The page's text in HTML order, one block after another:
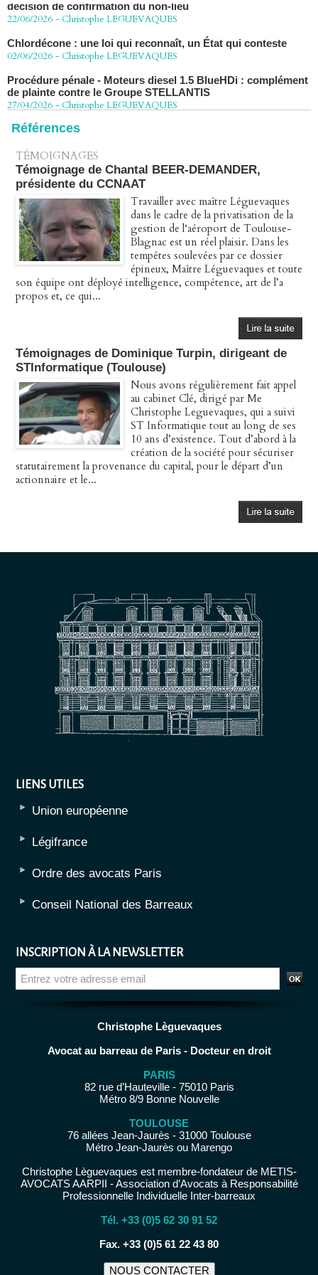
22/06/2026 -Christophe LEGUEVAQUES
Chlordécone : une loi qui reconnaît, un État qui conteste
02/06/2026 -Christophe LEGUEVAQUES
Procédure pénale - Moteurs diesel 1.5 BlueHDi : complément
de plainte contre le Groupe STELLANTIS
27/04/2026 -Christophe LEGUEVAQUES
Péage autoroute : tout savoir (ou presque) sur l'action
collective ouverte le 2 avril
07/04/2026
Références
TÉMOIGNAGES
Témoignage de Chantal BEER-DEMANDER,
présidente du CCNAAT
Travailler avec maître Léguevaques
dans le cadre de la privatisation de la
gestion de l‘aéroport de Toulouse-
Blagnac est un réel plaisir. Dans les
tempêtes soulevées par ce dossier
épineux, Maître Léguevaques et toute
son équipe ont déployé intelligence, compétence, art de l’a
propos et, ce qui...
Témoignages de Dominique Turpin, dirigeant de
STInformatique (Toulouse)
Nous avons régulièrement fait appel
au cabinet Clé, dirigé par Me
Christophe Leguevaques, qui a suivi
ST Informatique tout au long de ses
10 ans d’existence. Tout d’abord à la
création de la société pour sécuriser
statutairement la provenance du capital, pour le départ d’un
actionnaire et le...
LIENS UTILES
Union européenne
Légifrance
Ordre des avocats Paris
Conseil National des Barreaux
INSCRIPTION À LA NEWSLETTER
Christophe Lèguevaques
Avocat au barreau de Paris - Docteur en droit
PARIS
82 rue d’Hauteville - 75010 Paris
Métro 8/9 Bonne Nouvelle
TOULOUSE
76 allées Jean-Jaurès - 31000 Toulouse
Métro Jean-Jaurès ou Marengo
Christophe Lèguevaques est membre-fondateur de METIS-
AVOCATS AARPII - Association d’Avocats à Responsabilité
Professionnelle Individuelle Inter-barreaux
Tél. +33 (0)5 62 30 91 52
−
Fax. +33 (0)5 61 22 43 80
NOUS CONTACTER